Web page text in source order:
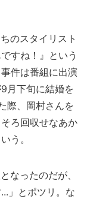
のスタイリスト
すね！』という
件は番組に出演
月下旬に結婚を
際、岡村さんを
ろ回収せなあか
う。
なったのだが、
」とポツリ。な